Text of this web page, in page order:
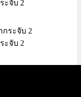
ะจับ 2
ะจับ 2